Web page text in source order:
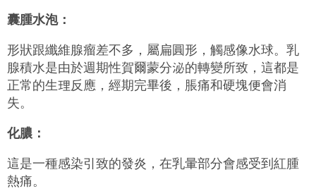
囊腫水泡：
形狀跟纖維腺瘤差不多，屬扁圓形，觸感像水球。乳
腺積水是由於週期性賀爾蒙分泌的轉變所致，這都是
正常的生理反應，經期完畢後，脹痛和硬塊便會消
失。
化膿：
這是一種感染引致的發炎，在乳暈部分會感受到紅腫
熱痛。